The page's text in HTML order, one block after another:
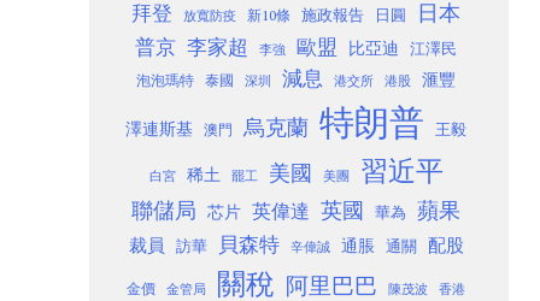
拜登 放寬防疫 新10條 施政報告 日圓 日本
普京 李家超 李強 歐盟 比亞迪 江澤民
泡泡瑪特 泰國 深圳 減息 港交所 港股 滙豐
澤連斯基 澳門 烏克蘭 特朗普 王毅
白宮 稀土 罷工 美國 美團 習近平
聯儲局 芯片 英偉達 英國 華為 蘋果
裁員 訪華 貝森特 辛偉誠 通脹 通關 配股
金價 金管局 關稅 阿里巴巴 陳茂波 香港